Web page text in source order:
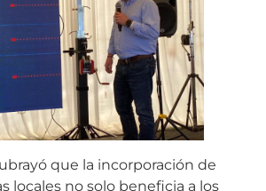
que la incorporación de
locales no solo beneficia a los